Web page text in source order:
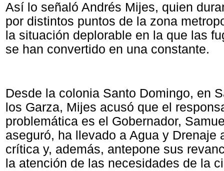
Así lo señaló Andrés Mijes, quien
por distintos puntos de la zona
la situación deplorable en la que las
se han convertido en una constante.
Desde la colonia Santo Domingo, en
los Garza, Mijes acusó que el
problemática es el Gobernador,
aseguró, ha llevado a Agua y Drenaje
crítica y, además, antepone sus
la atención de las necesidades de la